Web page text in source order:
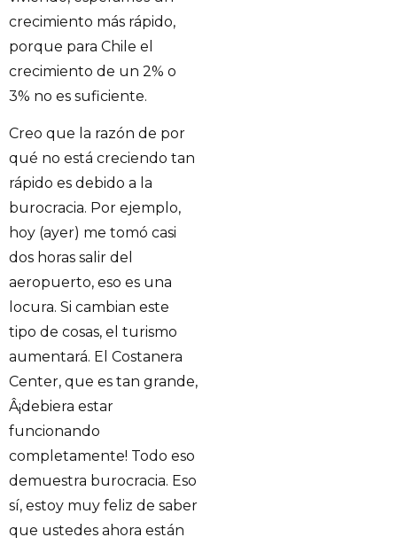
crecimiento más rápido,
porque para Chile el
crecimiento de un 2% o
3% no es suficiente.
Creo que la razón de por
qué no está creciendo tan
rápido es debido a la
burocracia. Por ejemplo,
hoy (ayer) me tomó casi
dos horas salir del
aeropuerto, eso es una
locura. Si cambian este
tipo de cosas, el turismo
aumentará. El Costanera
Center, que es tan grande,
Â¡debiera estar
funcionando
completamente! Todo eso
demuestra burocracia. Eso
sí, estoy muy feliz de saber
que ustedes ahora están